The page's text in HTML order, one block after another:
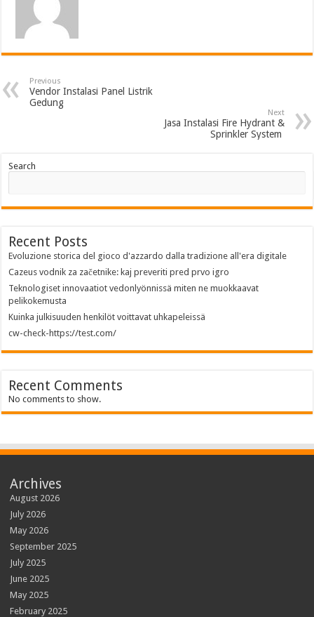
Previous
Vendor Instalasi Panel Listrik
Gedung
Next
Jasa Instalasi Fire Hydrant &
Sprinkler System
Search
Recent Posts
Evoluzione storica del gioco d'azzardo dalla tradizione all'era digitale
Cazeus vodnik za začetnike: kaj preveriti pred prvo igro
Teknologiset innovaatiot vedonlyönnissä miten ne muokkaavat
pelikokemusta
Kuinka julkisuuden henkilöt voittavat uhkapeleissä
cw-check-https://test.com/
Recent Comments
No comments to show.
Archives
August 2026
July 2026
May 2026
September 2025
July 2025
June 2025
May 2025
February 2025